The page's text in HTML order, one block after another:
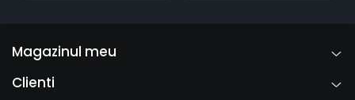
Magazinul meu
Clienti